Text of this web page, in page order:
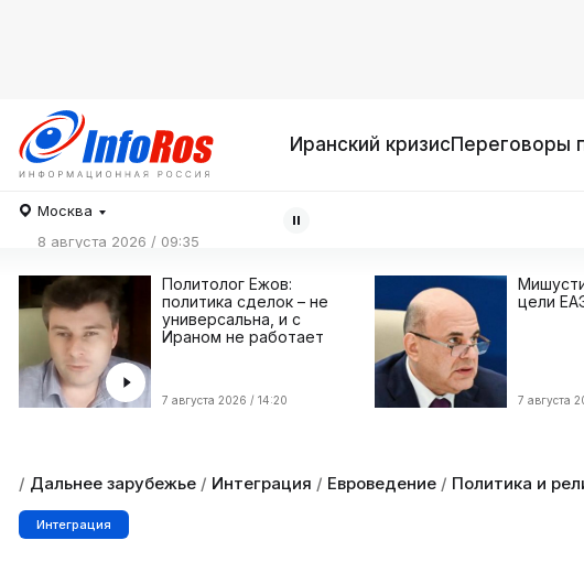
Иранский кризисПереговоры
Москва
8 августа 2026 / 09:35
Политолог Ежов:
политика сделок – не
универсальна, и с
Ираном не работает
7 августа 2026 / 14:20
цели
7 августа
/ Дальнее зарубежье / Интеграция / Евроведение / Политика и
Интеграция